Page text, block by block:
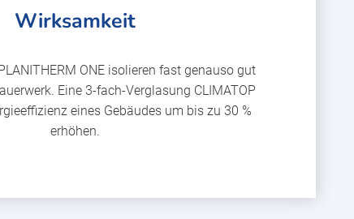
Wirksamkeit
ONE isolieren fast genauso gut
Eine 3-fach-Verglasung CLIMATOP
eines Gebäudes um bis zu 30 %
erhöhen.